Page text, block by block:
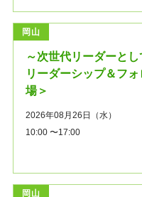
岡山
～次世代リーダーと
リーダーシップ＆フ
場＞
2026年08月26日（水）
10:00 〜17:00
岡山